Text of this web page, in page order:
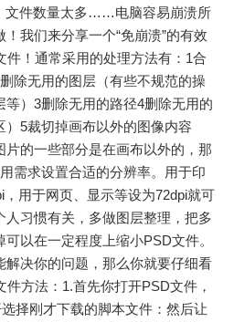
文件数量太多……电脑容易崩溃所
我们来分享一个“免崩溃”的有效
件！通常采用的处理方法有：1合
除无用的图层（有些不规范的操
）3删除无用的路径4删除无用的
5裁切掉画布以外的图像内容
片的一些部分是在画布以外的，那
需求设置合适的分辨率。用于印
用于网页、显示等设为72dpi就可
人习惯有关，多做图层整理，把多
以在一定程度上缩小PSD文件。
解决你的问题，那么你就要仔细看
方法：1.首先你打开PSD文件，
择刚才下载的脚本文件：然后让